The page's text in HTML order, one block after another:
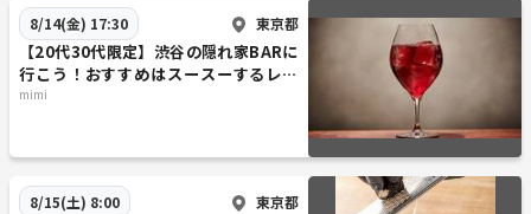
8/14(金) 17:30 東京都
【20代30代限定】渋谷の隠れ家BARに
行こう！おすすめはスースーするレモ
ンサワーです🎀🎀
mimi
8/15(土) 8:00 東京都